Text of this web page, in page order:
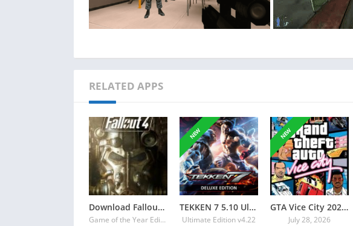
RELATED APPS
Download Fallout 4 Torrent
Game of the Year Edition v1.10.980.0
NEW
TEKKEN 7 5.10 Ultimate Edition Torrent + All DLCs
Ultimate Edition v4.22
NEW
GTA Vice City 2026 Torrent
July 28, 2026